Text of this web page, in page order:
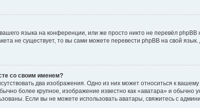
языка на конференции, или же просто никто не перевёл
не существует, то вы сами можете перевести phpBB на свой
со своим именем?
два изображения. Одно из них может относиться к
более крупное, изображение известно как «аватара» и
Если вы не можете использовать аватары, свяжитесь с